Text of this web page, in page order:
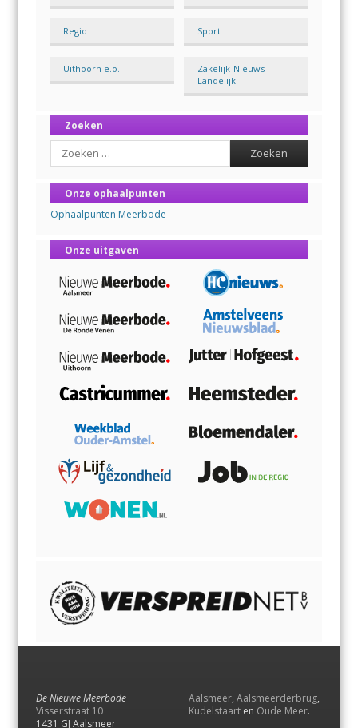
Regio Sport
Uithoorn e.o.
Zakelijk-Nieuws-
Landelijk
Zoeken
Search
Onze ophaalpunten
Ophaalpunten Meerbode
Onze uitgaven
De Nieuwe Meerbode
Visserstraat 10
1431 GJ Aalsmeer
Aalsmeer, Aalsmeerderbrug,
Kudelstaart en Oude Meer.